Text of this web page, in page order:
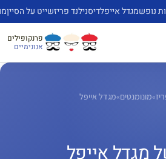
נופשמגדל אייפלדיסנילנד פריזשייט על הסיין
פרנקופילים
אנונימיים
»מונומנטים»מגדל אייפל
מגדל אייפל